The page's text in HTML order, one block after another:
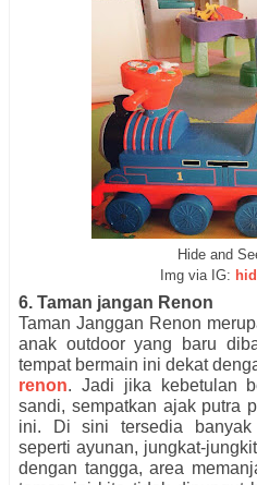
Hide and
Img via IG:
6. Taman jangan Renon
Taman Janggan Renon
anak outdoor yang baru
tempat bermain ini dekat
renon. Jadi jika kebetulan
sandi, sempatkan ajak putra
ini. Di sini tersedia banyak
seperti ayunan, jungkat-
dengan tangga, area